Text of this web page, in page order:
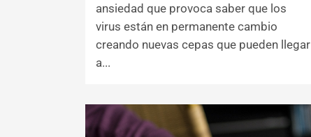
ansiedad que provoca saber que los
virus están en permanente cambio
creando nuevas cepas que pueden llegar
a...